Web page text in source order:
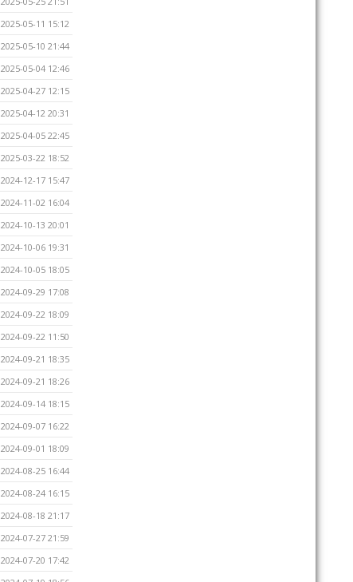
2025-05-11 15:12
2025-05-10 21:44
2025-05-04 12:46
2025-04-27 12:15
2025-04-12 20:31
2025-04-05 22:45
2025-03-22 18:52
2024-12-17 15:47
2024-11-02 16:04
2024-10-13 20:01
2024-10-06 19:31
2024-10-05 18:05
2024-09-29 17:08
2024-09-22 18:09
2024-09-22 11:50
2024-09-21 18:35
2024-09-21 18:26
2024-09-14 18:15
2024-09-07 16:22
2024-09-01 18:09
2024-08-25 16:44
2024-08-24 16:15
2024-08-18 21:17
2024-07-27 21:59
2024-07-20 17:42